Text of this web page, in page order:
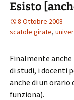
Esisto
8 Ottobre 2008
scatole girate,
Finalmente
di studi, i docenti
anche di un
funziona).